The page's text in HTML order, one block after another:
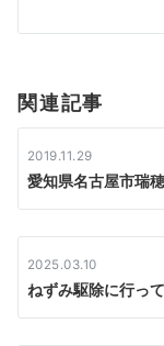
ョ
ン
関連記事
2019.11.29
愛知県名古屋市瑞
2025.03.10
ねずみ駆除に行って